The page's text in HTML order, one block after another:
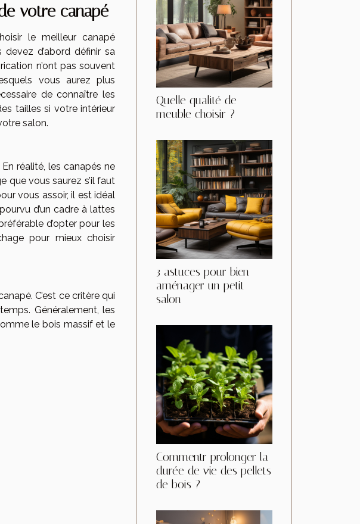
votre canapé
le meilleur canapé
d’abord définir sa
n’ont pas souvent
vous aurez plus
de connaître les
tailles si votre intérieur
salon.
réalité, les canapés ne
que vous saurez s’il faut
vous assoir, il est idéal
d’un cadre à lattes
d’opter pour les
pour mieux choisir
C’est ce critère qui
Généralement, les
le bois massif et le
Quelle qualité de
meuble choisir ?
3 astuces pour bien
aménager un petit
salon
Commentr prolonger la
durée de vie des pellets
de bois ?